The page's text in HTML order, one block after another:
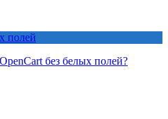
полей
без белых полей?